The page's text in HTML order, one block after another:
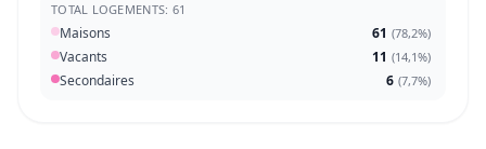
TOTAL LOGEMENTS: 61
Maisons 61 (78,2%)
Vacants 11 (14,1%)
Secondaires 6 (7,7%)